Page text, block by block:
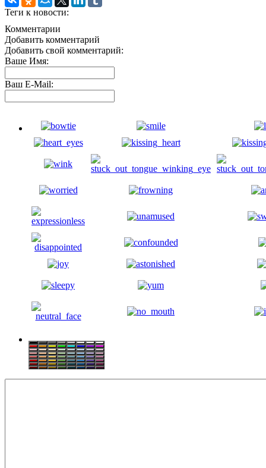
Теги к новости:
Комментарии
Добавить комментарий
Добавить свой комментарий:
Ваше Имя:
Ваш E-Mail: